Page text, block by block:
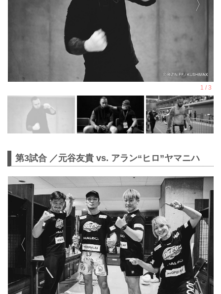
第3試合 ／元谷友貴 vs. アラン“ヒロ”ヤマニハ